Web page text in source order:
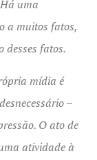
uma
a muitos fatos,
desses fatos.
mídia é
–
O ato de
atividade à